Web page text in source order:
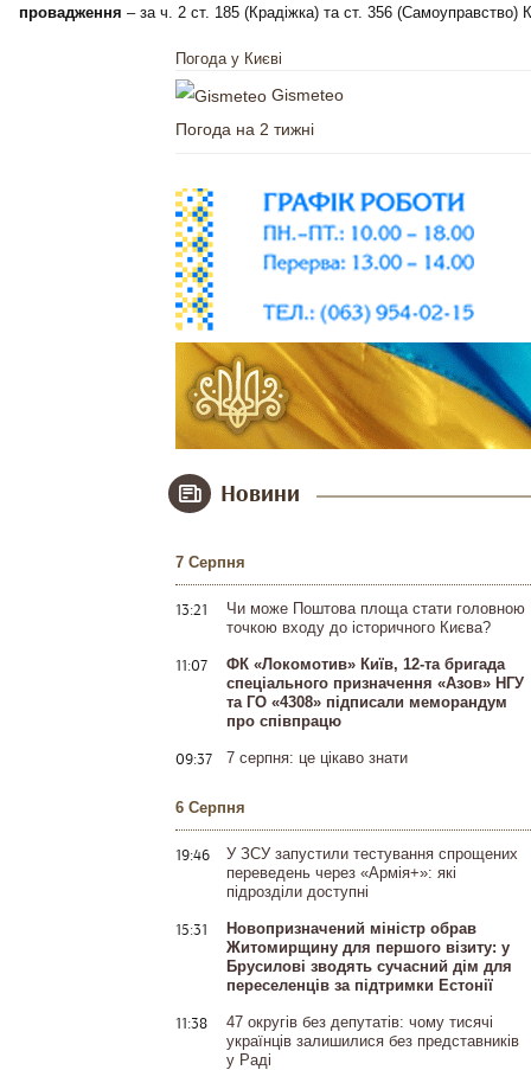
провадження – за ч. 2 ст. 185 (Крадіжка) та ст. 356 (Самоуправство)
Погода у Києві
Gismeteo
Погода на 2 тижні
Новини
7 Серпня
13:21
Чи може Поштова площа стати головною
точкою входу до історичного Києва?
11:07
ФК «Локомотив» Київ, 12-та бригада
спеціального призначення «Азов» НГУ
та ГО «4308» підписали меморандум
про співпрацю
09:37 7 серпня: це цікаво знати
6 Серпня
19:46
У ЗСУ запустили тестування спрощених
переведень через «Армія+»: які
підрозділи доступні
15:31
Новопризначений міністр обрав
Житомирщину для першого візиту: у
Брусилові зводять сучасний дім для
переселенців за підтримки Естонії
11:38
47 округів без депутатів: чому тисячі
українців залишилися без представників
у Раді